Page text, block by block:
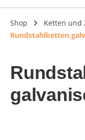
Shop Ketten und
Rundstahlketten